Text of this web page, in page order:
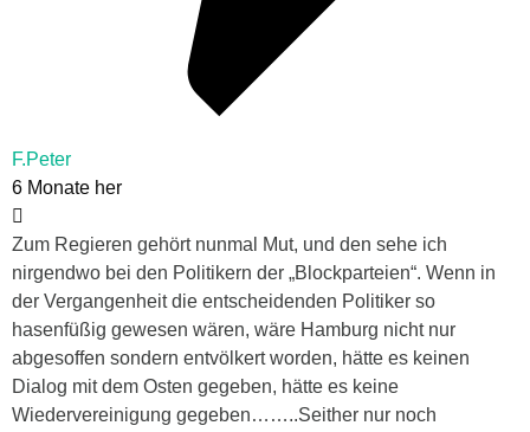
F.Peter
6 Monate her
Zum Regieren gehört nunmal Mut, und den sehe ich
nirgendwo bei den Politikern der „Blockparteien“. Wenn in
der Vergangenheit die entscheidenden Politiker so
hasenfüßig gewesen wären, wäre Hamburg nicht nur
abgesoffen sondern entvölkert worden, hätte es keinen
Dialog mit dem Osten gegeben, hätte es keine
Wiedervereinigung gegeben……..Seither nur noch